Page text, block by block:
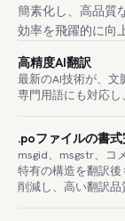
簡素化し、高品質
効率を飛躍的に向
高精度AI翻訳
最新のAI技術が、文
専門用語にも対応し
.poファイルの書
msgid、msgstr、コ
特有の構造を翻訳
削減し、高い翻訳品